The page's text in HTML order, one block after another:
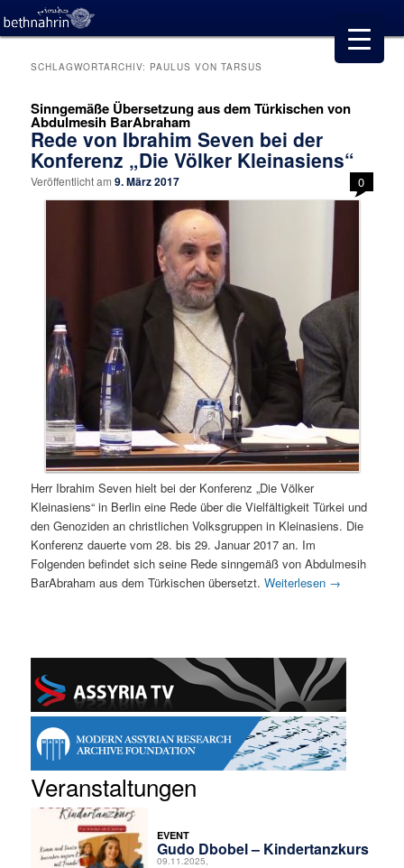
SCHLAGWORTARCHIV: PAULUS VON TARSUS
Sinngemäße Übersetzung aus dem Türkischen von
Abdulmesih BarAbraham
Rede von Ibrahim Seven bei der
Konferenz „Die Völker Kleinasiens“
Veröffentlicht am9. März 2017 0
Herr Ibrahim Seven hielt bei der Konferenz „Die Völker
Kleinasiens“ in Berlin eine Rede über die Vielfältigkeit Türkei und
den Genoziden an christlichen Volksgruppen in Kleinasiens. Die
Konferenz dauerte vom 28. bis 29. Januar 2017 an. Im
Folgenden befindet sich seine Rede sinngemäß von Abdulmesih
BarAbraham aus dem Türkischen übersetzt.Weiterlesen →
Veranstaltungen
EVENT
Gudo Dbobel – Kindertanzkurs
09.11.2025,